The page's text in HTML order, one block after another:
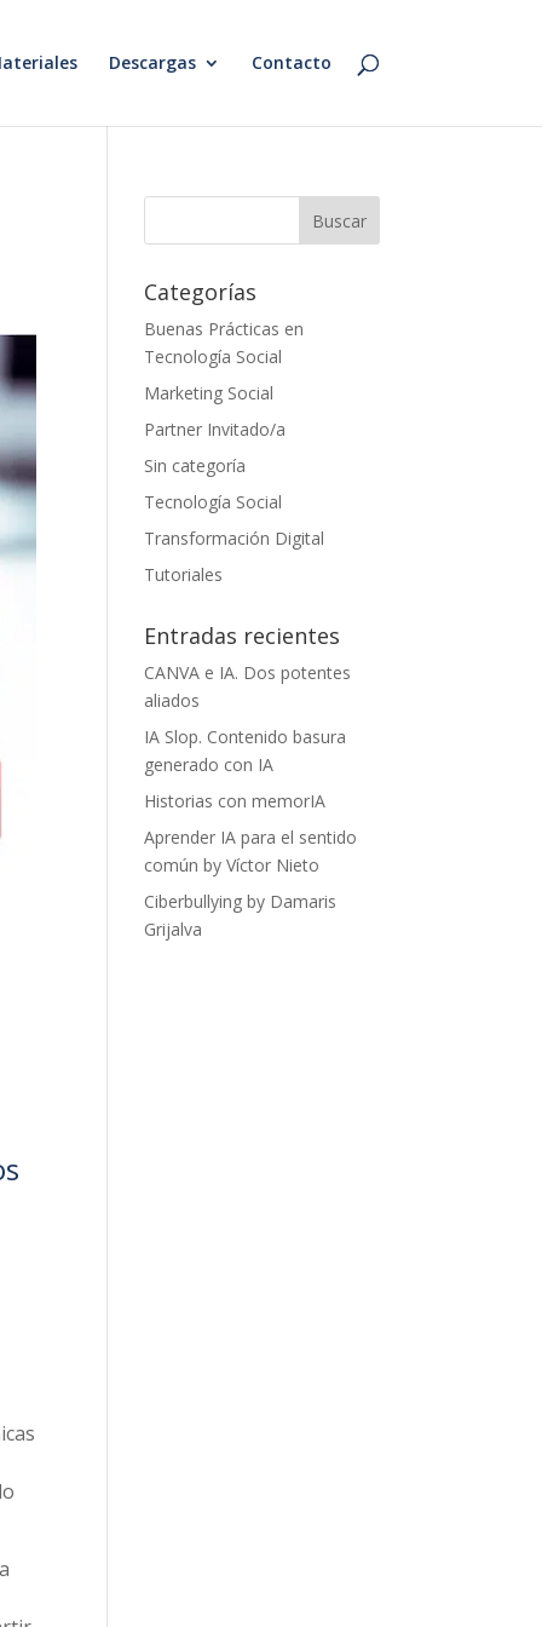
Descargas Contacto
Categorías
Buenas Prácticas en
Tecnología Social
Marketing Social
Partner Invitado/a
Sin categoría
Tecnología Social
Transformación Digital
Tutoriales
Entradas recientes
CANVA e IA. Dos potentes
aliados
IA Slop. Contenido basura
generado con IA
Historias con memorIA
Aprender IA para el sentido
común by Víctor Nieto
Ciberbullying by Damaris
Grijalva